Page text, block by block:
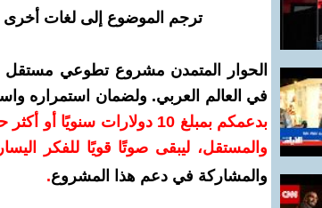
ترجم الموضوع إلى لغات
الحوار المتمدن مشروع تطوعي مستقل
في العالم العربي. ولضمان استمراره
بدعمكم بمبلغ 10 دولارات
والمستقل، ليبقى صوتًا قويًا للفكر
والمشاركة في دعم هذا المشروع.